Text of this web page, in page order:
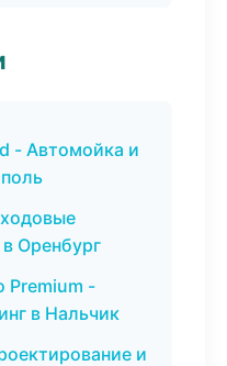
- Автомойка и
Оренбург
Premium -
в Нальчик
и